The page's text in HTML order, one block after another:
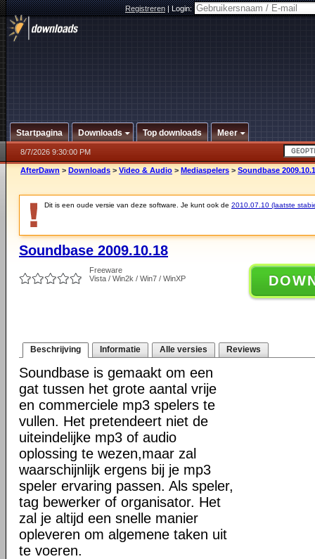
Registreren|Login:
Startpagina Downloads Top downloads Meer
8/7/2026 9:30:00 PM
AfterDawn > Downloads > Video & Audio > Mediaspelers > Soundbase
Dit is een oude versie van deze software. Je kunt ook de 2010.07.10 (laatste
Soundbase 2009.10.18
Freeware
Vista / Win2k / Win7 / WinXP
Beschrijving Informatie Alle versies Reviews
Soundbase is gemaakt om een
gat tussen het grote aantal vrije
en commerciele mp3 spelers te
vullen. Het pretendeert niet de
uiteindelijke mp3 of audio
oplossing te wezen,maar zal
waarschijnlijk ergens bij je mp3
speler ervaring passen. Als speler,
tag bewerker of organisator. Het
zal je altijd een snelle manier
opleveren om algemene taken uit
te voeren.